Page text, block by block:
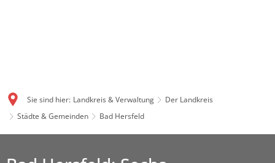
Sie sind hier: Landkreis & Verwaltung
Der Landkreis
Städte & Gemeinden
Bad Hersfeld